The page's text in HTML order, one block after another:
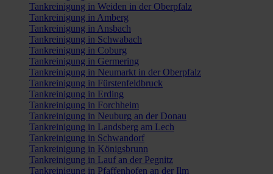
Tankreinigung in Weiden in der Oberpfalz
Tankreinigung in Amberg
Tankreinigung in Ansbach
Tankreinigung in Schwabach
Tankreinigung in Coburg
Tankreinigung in Germering
Tankreinigung in Neumarkt in der Oberpfalz
Tankreinigung in Fürstenfeldbruck
Tankreinigung in Erding
Tankreinigung in Forchheim
Tankreinigung in Neuburg an der Donau
Tankreinigung in Landsberg am Lech
Tankreinigung in Schwandorf
Tankreinigung in Königsbrunn
Tankreinigung in Lauf an der Pegnitz
Tankreinigung in Pfaffenhofen an der Ilm